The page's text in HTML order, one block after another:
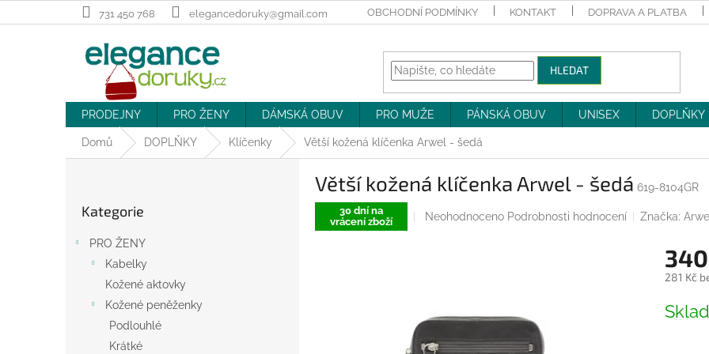
na
731 450 768 elegancedoruky@gmail.com OBCHODNÍ PODMÍNKY KONTAKT DOPRAVA A PLATBA
HLEDAT
PRODEJNY PRO ŽENY DÁMSKÁ OBUV PRO MUŽE PÁNSKÁ OBUV UNISEX DOPLŇKY
Domů DOPLŇKY Klíčenky Větší kožená klíčenka Arwel - šedá
kategorie
Kategorie
PRO ŽENY
Kabelky
Kožené aktovky
Kožené peněženky
Podlouhlé
Krátké
Větší kožená klíčenka Arwel - šedá 619-8104GR
30 dní na
vrácení zboží
Průměrné
hvězdiček.
Neohodnoceno Podrobnosti hodnocení Značka:Arwel
281 Kč
cena: